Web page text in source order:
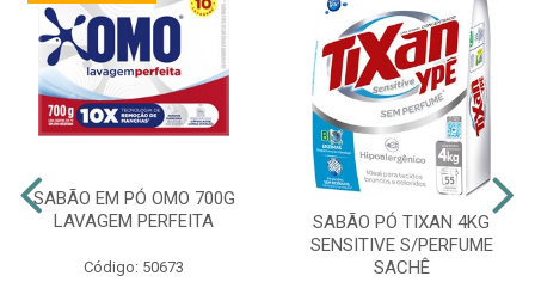
SABÃO EM PÓ OMO 700G
LAVAGEM PERFEITA
Código: 50673
SABÃO PÓ TIXAN 4KG
SENSITIVE S/PERFUME
SACHÊ